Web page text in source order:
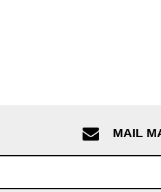
MAIL